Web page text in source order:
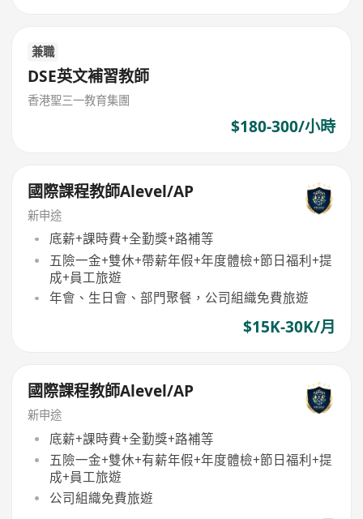
兼職
DSE英文補習教師
香港聖三一教育集團
$180-300/小時
國際課程教師Alevel/AP
新申途
底薪+課時費+全勤獎+路補等
五險一金+雙休+帶薪年假+年度體檢+節日福利+提
成+員工旅遊
年會、生日會、部門聚餐，公司組織免費旅遊
$15K-30K/月
國際課程教師Alevel/AP
新申途
底薪+課時費+全勤獎+路補等
五險一金+雙休+有薪年假+年度體檢+節日福利+提
成+員工旅遊
公司組織免費旅遊